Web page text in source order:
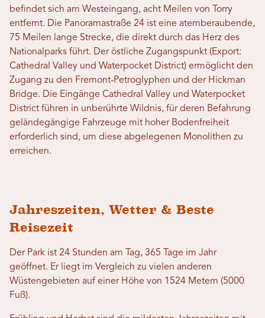
befindet sich am Westeingang, acht Meilen von Torry
entfernt. Die Panoramastraße 24 ist eine atemberaubende,
75 Meilen lange Strecke, die direkt durch das Herz des
Nationalparks führt. Der östliche Zugangspunkt (Export:
Cathedral Valley und Waterpocket District) ermöglicht den
Zugang zu den Fremont-Petroglyphen und der Hickman
Bridge. Die Eingänge Cathedral Valley und Waterpocket
District führen in unberührte Wildnis, für deren Befahrung
geländegängige Fahrzeuge mit hoher Bodenfreiheit
erforderlich sind, um diese abgelegenen Monolithen zu
erreichen.
Jahreszeiten, Wetter & Beste
Reisezeit
Der Park ist 24 Stunden am Tag, 365 Tage im Jahr
geöffnet. Er liegt im Vergleich zu vielen anderen
Wüstengebieten auf einer Höhe von 1524 Metern (5000
Fuß).